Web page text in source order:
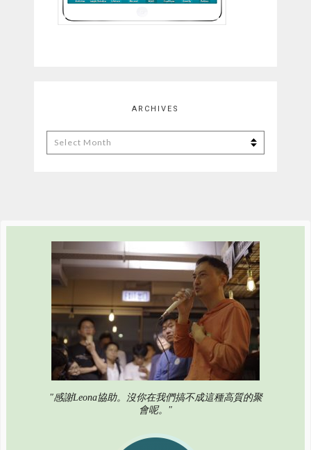
ARCHIVES
Archives
"感謝Leona協助。沒你在我們搞不成這種高質的聚
會呢。"